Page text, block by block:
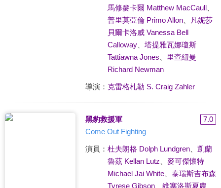
馬修麥卡爾 Matthew MacCaull、
普里莫亞倫 Primo Allon、
凡妮莎
貝爾卡洛威 Vanessa Bell
Calloway、 塔提雅瓦娜瓊斯
Tattiawna Jones
里查紐曼
Richard Newman
導演： 克雷格札勒 S. Craig Zahler
黑豹救援軍
7.0
Come Out Fighting
演員： 杜夫朗格 Dolph Lundgren、 凱蘭
魯茲 Kellan Lutz
麥可傑懷特
Michael Jai White、 泰瑞斯吉布森
Tyrese Gibson、 維塞洛斯夏農